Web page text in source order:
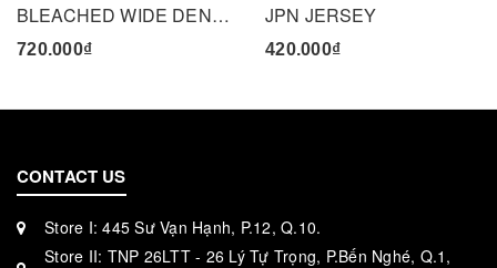
BLEACHED WIDE DENIM PANTS - BLACK
720.000₫
JPN JERSEY
420.000₫
CONTACT US
Store I: 445 Sư Vạn Hạnh, P.12, Q.10.
Store II: TNP 26LTT - 26 Lý Tự Trọng, P.Bến Nghé, Q.1,